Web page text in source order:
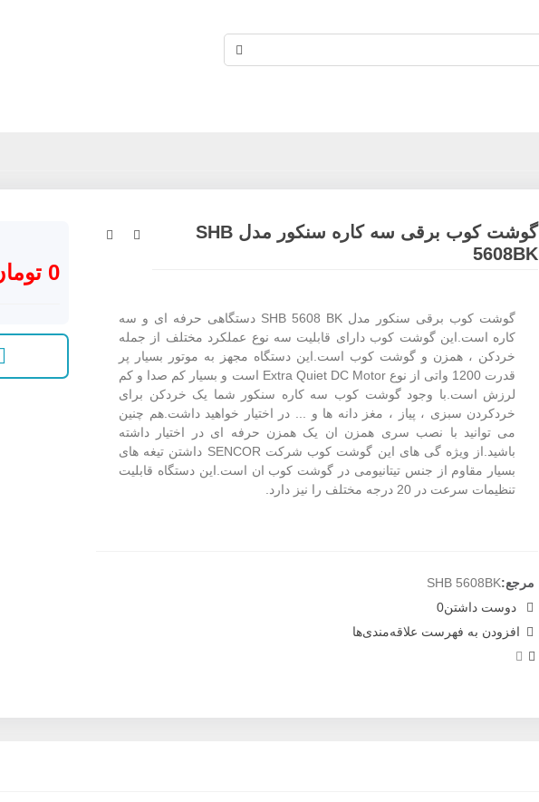
گوشت کوب برقی سه کاره سنکور مدل SHB
5608BK
گوشت کوب برقی سنکور مدل SHB 5608 BK دستگاهی حرفه ای و سه
کاره است.این گوشت کوب دارای قابلیت سه نوع عملکرد مختلف از جمله
خردکن ، همزن و گوشت کوب است.این دستگاه مجهز به موتور بسیار پر
قدرت 1200 واتی از نوع
Extra Quiet DC Motor است و بسیار کم صدا و کم
لرزش است.با وجود گوشت کوب سه کاره سنکور شما یک خردکن برای
خردکردن سبزی ، پیاز ، مغز دانه ها و ... در اختیار خواهید داشت.هم چنین
می توانید با نصب سری همزن ان یک همزن حرفه ای در اختیار داشته
باشید.از ویژه گی های این گوشت کوب شرکت SENCOR داشتن تیغه های
بسیار مقاوم از جنس تیتانیومی در گوشت کوب ان است.این دستگاه قابلیت
تنظیمات سرعت در 20 درجه مختلف را نیز دارد.
مرجع:SHB 5608BK
دوست داشتن0
افزودن به فهرست علاقه‌مندی‌ها
0 تومان